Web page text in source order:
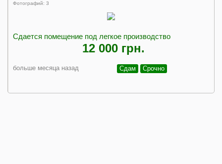
Фотографий: 3
Сдается помещение под легкое производство
12 000 грн.
больше месяца назад Сдам Срочно